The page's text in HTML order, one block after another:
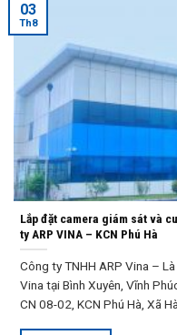
Lắp đặt camera giám sát và
ty ARP VINA – KCN Phú Hà
Công ty TNHH ARP Vina –
Vina tại Bình Xuyên, Vĩnh
CN 08-02, KCN Phú Hà, Xã Hà
03
Th8